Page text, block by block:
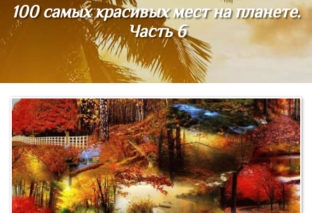
100 самых красивых мест на планете.
Часть 6